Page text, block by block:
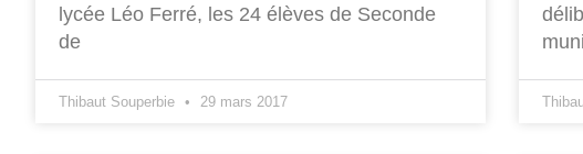
lycée Léo Ferré, les 24 élèves de Seconde
de
Thibaut Souperbie 29 mars 2017